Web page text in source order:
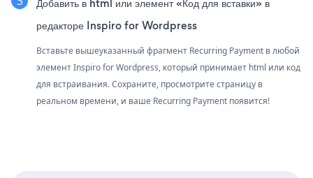
редакторе Inspiro for Wordpress
Вставьте вышеуказанный фрагмент Recurring Payment в любой
элемент Inspiro for Wordpress, который принимает html или код
для встраивания. Сохраните, просмотрите страницу в
реальном времени, и ваше Recurring Payment появится!